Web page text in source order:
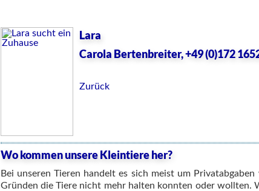
Lara
Carola Bertenbreiter, +49 (0)172
Zurück
Wo kommen unsere Kleintiere her?
Bei unseren Tieren handelt es sich meist um
Gründen die Tiere nicht mehr halten konnten oder wollten.